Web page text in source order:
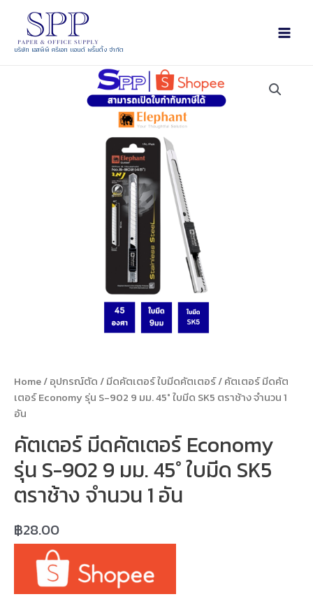
บริษัท เอสพีพี ครีเอท แอนด์ พริ้นติ้ง จำกัด
Home/อุปกรณ์ตัด/มีดคัตเตอร์ ใบมีดคัตเตอร์/ คัตเตอร์ มีดคัต
เตอร์ Economy รุ่น S-902 9 มม. 45° ใบมีด SK5 ตราช้าง จำนวน 1
อัน
คัตเตอร์ มีดคัตเตอร์ Economy
รุ่น S-902 9 มม. 45° ใบมีด SK5
ตราช้าง จำนวน 1 อัน
฿28.00